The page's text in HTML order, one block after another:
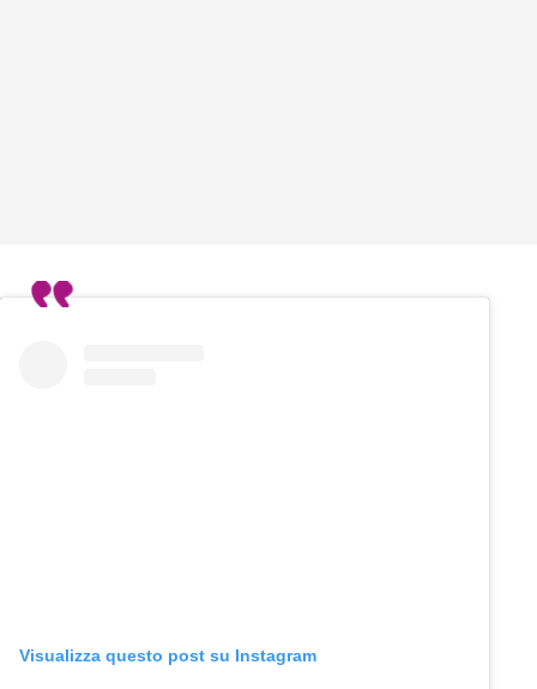
Visualizza questo post su Instagram